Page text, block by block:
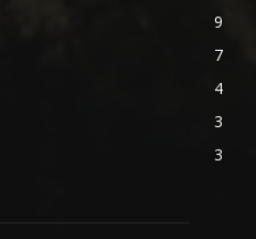
9
7
4
3
3